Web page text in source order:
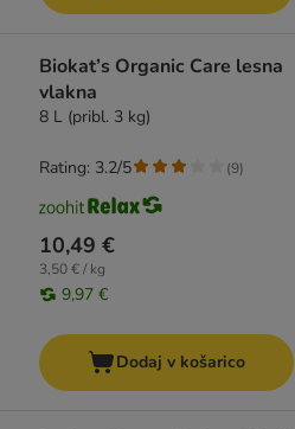
Biokat’s Organic Care lesna
vlakna
8 L (pribl. 3 kg)
10,49 €
3,50 € / kg
9,97 €
Rating: 3.2/5 (9)
Dodaj v košarico